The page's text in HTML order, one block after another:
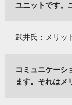
ユニットです。
武井氏：メリッ
コミュニケーシ
ます。それはメ